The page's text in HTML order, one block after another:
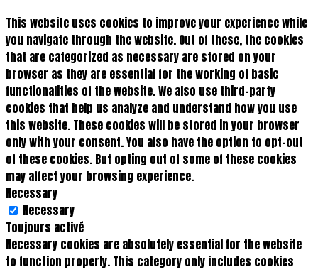
This website uses cookies to improve your experience while
you navigate through the website. Out of these, the cookies
that are categorized as necessary are stored on your
browser as they are essential for the working of basic
functionalities of the website. We also use third-party
cookies that help us analyze and understand how you use
this website. These cookies will be stored in your browser
only with your consent. You also have the option to opt-out
of these cookies. But opting out of some of these cookies
may affect your browsing experience.
Necessary
Necessary
Toujours activé
Necessary cookies are absolutely essential for the website
to function properly. This category only includes cookies